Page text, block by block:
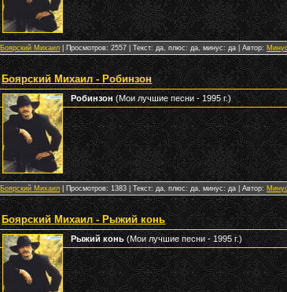
Боярский Михаил | Просмотров: 2557 | Текст: да, плюс: да, минус: да | Автор:
Боярский Михаил - Робинзон
Робинзон(Мои лучшие песни - 1995 г.)
Боярский Михаил | Просмотров: 1383 | Текст: да, плюс: да, минус: да | Автор:
Боярский Михаил - Рыжий конь
Рыжий конь(Мои лучшие песни - 1995 г.)